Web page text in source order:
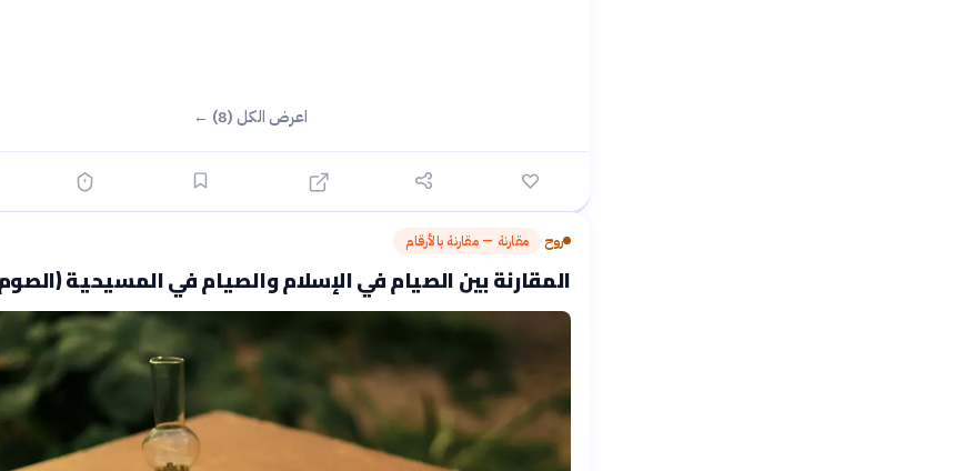
اعرض الكل (8) ←
روح› مقارنة — مقارنة بالأرقام
المقارنة بين الصيام في الإسلام والصيام في المسيحية